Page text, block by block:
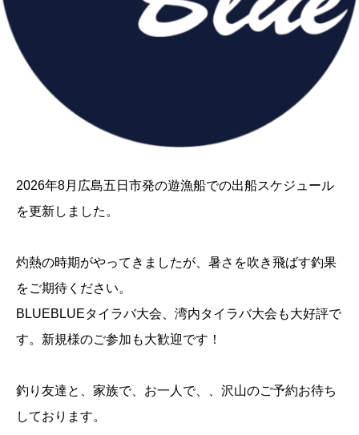
2026年8月広島五日市発の遊漁船での出船スケジュール
を更新しました。
灼熱の時期がやってきましたが、暑さを吹き飛ばす釣果
をご期待ください。
BLUEBLUEタイラバ大会、湾内タイラバ大会も大好評で
す。新規様のご参加も大歓迎です！
釣り友達と、家族で、お一人で、、沢山のご予約お待ち
しております。